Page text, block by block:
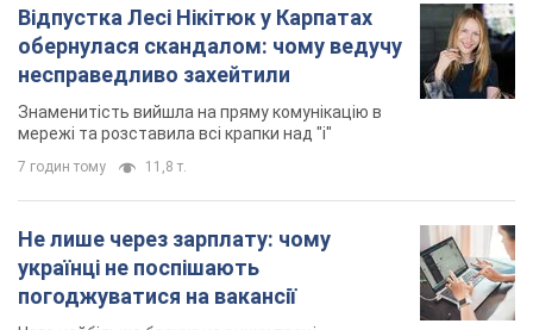
Відпустка Лесі Нікітюк у Карпатах
обернулася скандалом: чому ведучу
несправедливо захейтили
Знаменитість вийшла на пряму комунікацію в
мережі та розставила всі крапки над "і"
7 годин тому 11,8 т.
Не лише через зарплату: чому
українці не поспішають
погоджуватися на вакансії